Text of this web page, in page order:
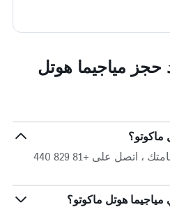
حجز مياجيما هوتل
ماكوتو؟
للأسئلة المتعلقة بالفندق أو إقامتك ، اتصل على +81 829 440
هوتل ماكوتو؟